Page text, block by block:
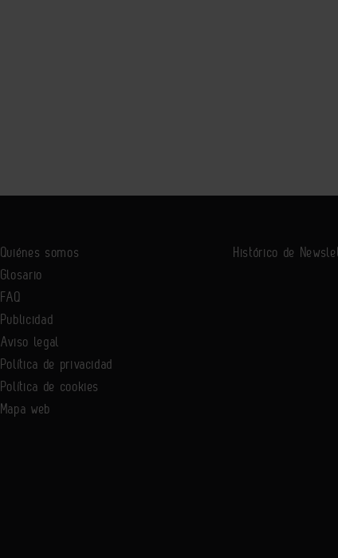
Quiénes somos
Glosario
FAQ
Publicidad
Aviso legal
Política de privacidad
Política de cookies
Mapa web
Histórico de